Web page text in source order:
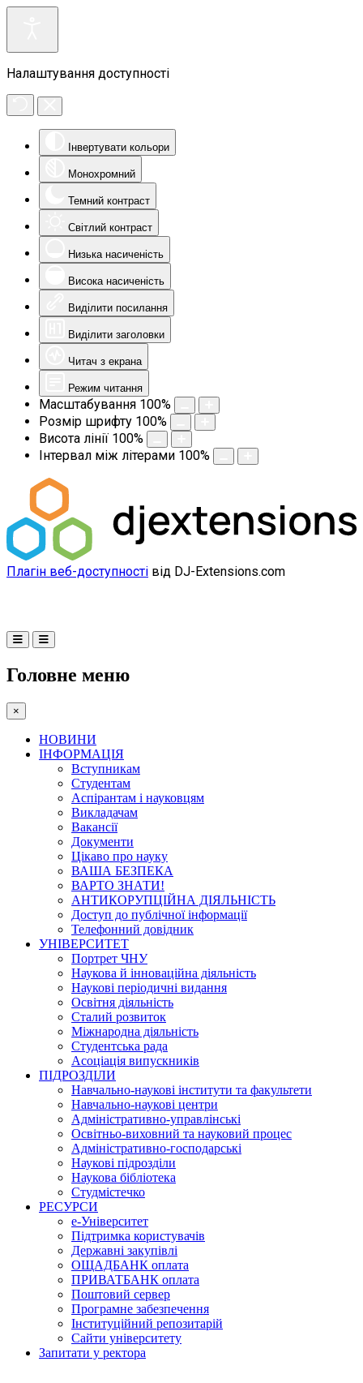
Налаштування доступності
Інвертувати кольори
Монохромний
Темний контраст
Світлий контраст
Низька насиченість
Висока насиченість
Виділити посилання
Виділити заголовки
Читач з екрана
Режим читання
Масштабування 100%
Розмір шрифту 100%
Висота лінії 100%
Інтервал між літерами 100%
Плагін веб-доступності від DJ-Extensions.com
Головне меню
×
НОВИНИ
ІНФОРМАЦІЯ
Вступникам
Студентам
Аспірантам і науковцям
Викладачам
Вакансії
Документи
Цікаво про науку
ВАША БЕЗПЕКА
ВАРТО ЗНАТИ!
АНТИКОРУПЦІЙНА ДІЯЛЬНІСТЬ
Доступ до публічної інформації
Телефонний довідник
УНІВЕРСИТЕТ
Портрет ЧНУ
Наукова й інноваційна діяльність
Наукові періодичні видання
Освітня діяльність
Сталий розвиток
Міжнародна діяльність
Студентська рада
Асоціація випускників
ПІДРОЗДІЛИ
Навчально-наукові інститути та факультети
Навчально-наукові центри
Адміністративно-управлінські
Освітньо-виховний та науковий процес
Адміністративно-господарські
Наукові підрозділи
Наукова бібліотека
Студмістечко
РЕСУРСИ
е-Університет
Підтримка користувачів
Державні закупівлі
ОЩАДБАНК оплата
ПРИВАТБАНК оплата
Поштовий сервер
Програмне забезпечення
Інституційний репозитарій
Сайти університету
Запитати у ректора